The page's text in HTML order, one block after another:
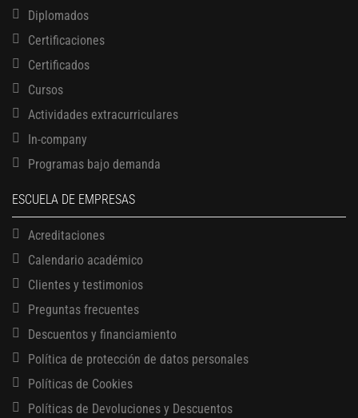
Diplomados
Certificaciones
Certificados
Cursos
Actividades extracurriculares
In-company
Programas bajo demanda
ESCUELA DE EMPRESAS
Acreditaciones
Calendario académico
Clientes y testimonios
Preguntas frecuentes
Descuentos y financiamiento
Política de protección de datos personales
Políticas de Cookies
Políticas de Devoluciones y Descuentos
13 AGOSTO, 2026